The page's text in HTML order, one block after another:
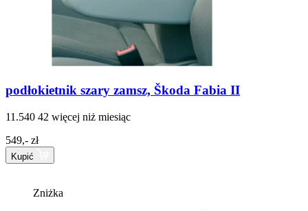
podłokietnik szary zamsz, Škoda Fabia II
11.540 42 więcej niż miesiąc
549,- zł
Kupić
Zniżka